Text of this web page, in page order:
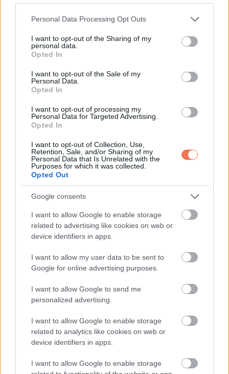
Please note that this website/app uses one or more Google
not limited to your visit or usage behaviour. You may click to
grant or deny consent to Google and its third-party tags to
use your data for below specified purposes in below Google
consent section.
Personal Data Processing Opt Outs
I want to opt-out of the Sharing of my
personal data.
Opted In
I want to opt-out of the Sale of my
Personal Data.
Opted In
I want to opt-out of processing my
Personal Data for Targeted Advertising.
Opted In
I want to opt-out of Collection, Use,
Retention, Sale, and/or Sharing of my
Personal Data that Is Unrelated with the
Purposes for which it was collected.
Opted Out
Google consents
I want to allow Google to enable storage
related to advertising like cookies on web or
device identifiers in apps.
I want to allow my user data to be sent to
Google for online advertising purposes.
I want to allow Google to send me
personalized advertising.
I want to allow Google to enable storage
related to analytics like cookies on web or
device identifiers in apps.
I want to allow Google to enable storage
mögött, lesütötték a szemüket.
Aznap este Adrian vacsorára hívott minket egy közeli hotel
tapasztotta az arcát, úgy nézte a város fényeit, amelyek
elmosódott csíkokká váltak a szeme előtt. Én Adrian mellett
ültem, a gondolataim kavarogtak.
„Miért most jöttél vissza?” kérdeztem halkan.
Komolyan rám nézett.
„Mert soha nem adtam fel, hogy megtaláljalak. És most, hogy
sikerült, nem akarok újra elveszíteni téged.”
Egy hét sem telt el, és Adrian vett nekünk egy kis házat a
városhoz közel. Nem adománynak szánta, hanem új
kezdetnek. Azt mondta, nyissak saját pékséget, hiszen
mindig erről álmodtam. Segített beíratni Jamiet egy jobb
iskolába, és minden hétvégén nálunk volt.
A hírek gyorsan visszajutottak a faluba. Azok, akik egykor
kinevettek, ma már egészen más hangnemben ejtették ki a
nevemet. Páran bocsánatot is kértek. Én csak rájuk
mosolyogtam. Rájöttem, hogy ha elengedem a haragot, azzal
magamat szabadítom fel.
Egy este a teraszon ültünk, hárman. A nap lassan lebukott a